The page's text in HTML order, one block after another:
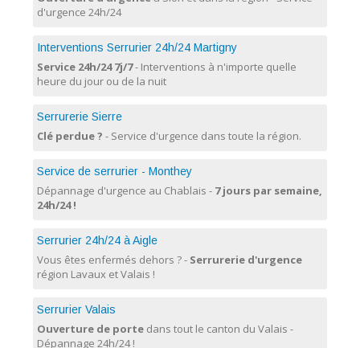
d'urgence 24h/24
Interventions Serrurier 24h/24 Martigny
Service 24h/24 7j/7- Interventions à n'importe quelle
heure du jour ou de la nuit
Serrurerie Sierre
Clé perdue ? - Service d'urgence dans toute la région.
Service de serrurier - Monthey
Dépannage d'urgence au Chablais - 7 jours par semaine,
24h/24 !
Serrurier 24h/24 à Aigle
Vous êtes enfermés dehors ? - Serrurerie d'urgence
région Lavaux et Valais !
Serrurier Valais
Ouverture de portedans tout le canton du Valais -
Dépannage 24h/24 !